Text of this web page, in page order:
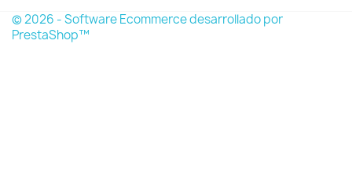
© 2026 - Software Ecommerce desarrollado por
PrestaShop™